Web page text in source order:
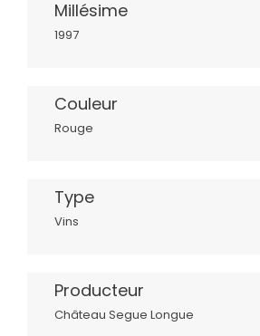
Millésime
1997
Couleur
Rouge
Type
Vins
Producteur
Château Segue Longue